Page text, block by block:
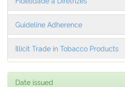
Guideline Adherence
Illicit Trade in Tobacco Products
Date issued